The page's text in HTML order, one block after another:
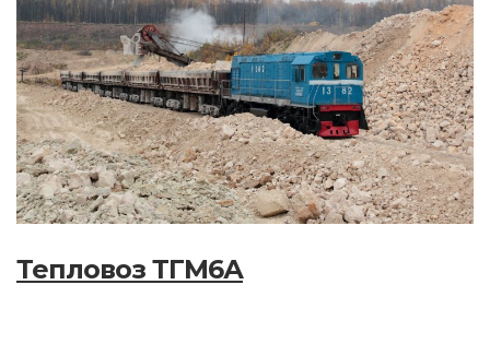
Тепловоз ТГМ6А